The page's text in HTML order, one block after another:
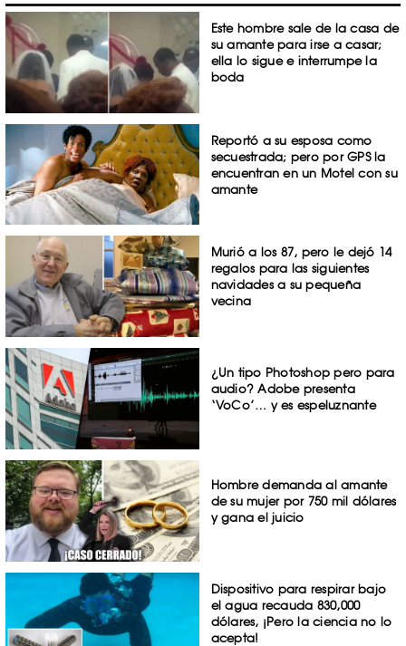
Este hombre sale de la casa de
su amante para irse a casar;
ella lo sigue e interrumpe la
boda
Reportó a su esposa como
secuestrada; pero por GPS la
encuentran en un Motel con su
amante
Murió a los 87, pero le dejó 14
regalos para las siguientes
navidades a su pequeña
vecina
¿Un tipo Photoshop pero para
audio? Adobe presenta
‘VoCo’… y es espeluznante
Hombre demanda al amante
de su mujer por 750 mil dólares
y gana el juicio
Dispositivo para respirar bajo
el agua recauda 830,000
dólares, ¡Pero la ciencia no lo
acepta!